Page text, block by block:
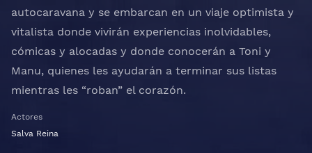
autocaravana y se embarcan en un viaje optimista y
vitalista donde vivirán experiencias inolvidables,
cómicas y alocadas y donde conocerán a Toni y
Manu, quienes les ayudarán a terminar sus listas
mientras les “roban” el corazón.
Actores
Salva Reina